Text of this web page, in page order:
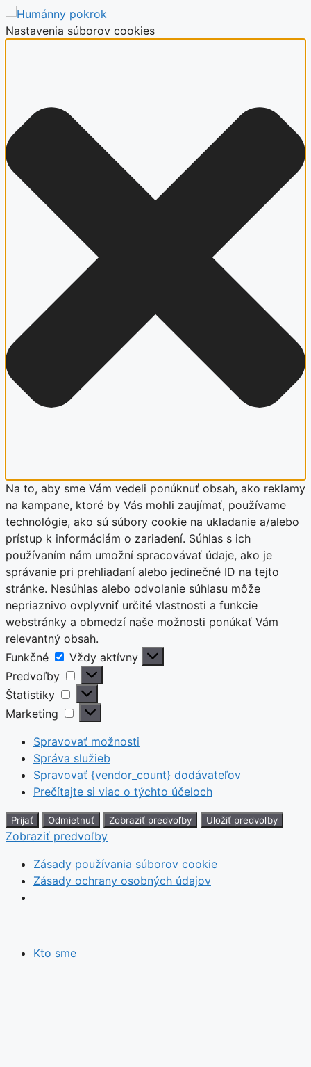
Nastavenia súborov cookies
Na to, aby sme Vám vedeli ponúknuť obsah, ako reklamy
na kampane, ktoré by Vás mohli zaujímať, používame
technológie, ako sú súbory cookie na ukladanie a/alebo
prístup k informáciám o zariadení. Súhlas s ich
používaním nám umožní spracovávať údaje, ako je
správanie pri prehliadaní alebo jedinečné ID na tejto
stránke. Nesúhlas alebo odvolanie súhlasu môže
nepriaznivo ovplyvniť určité vlastnosti a funkcie
webstránky a obmedzí naše možnosti ponúkať Vám
relevantný obsah.
Funkčné
Funkčné
Vždy aktívny
Predvoľby
Predvoľby
Štatistiky
Štatistiky
Marketing
Marketing
Spravovať možnosti
Správa služieb
Spravovať {vendor_count} dodávateľov
Prečítajte si viac o týchto účeloch
Prijať Odmietnuť Zobraziť predvoľby Uložiť predvoľby
Zobraziť predvoľby
Zásady používania súborov cookie
Zásady ochrany osobných údajov
obsahKto sme